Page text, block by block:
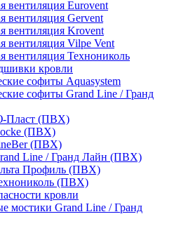
вентиляция Eurovent
вентиляция Gervent
вентиляция Krovent
вентиляция Vilpe Vent
вентиляция Технониколь
кровли
софиты Aquasystem
софиты Grand Line / Гранд
Пласт (ПВХ)
(ПВХ)
(ПВХ)
Line / Гранд Лайн (ПВХ)
Профиль (ПВХ)
(ПВХ)
кровли
мостики Grand Line / Гранд